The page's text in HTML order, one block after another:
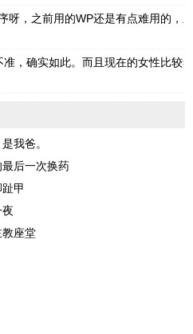
呀，之前用的WP还是有点难用的，
，确实如此。而且现在的女性比较
我爸。
后一次换药
甲
座堂